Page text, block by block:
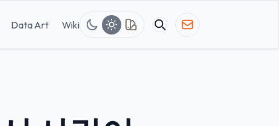
Data Art Wiki